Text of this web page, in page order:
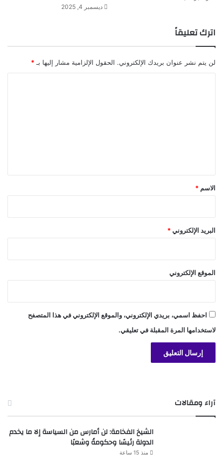
ديسمبر 4, 2025
اترك تعليقاً
لن يتم نشر عنوان بريدك الإلكتروني. الحقول الإلزامية مشار إليها بـ *
*
الاسم *
البريد الإلكتروني *
الموقع الإلكتروني
احفظ اسمي، بريدي الإلكتروني، والموقع الإلكتروني في هذا المتصفح
لاستخدامها المرة المقبلة في تعليقي.
آراء ومقالات
الشيخ الفخامة: لن أمارس من السياسة إلا ما يخدم
الدولة رئيسًا وحكومةً وشعبًا
منذ 15 ساعة